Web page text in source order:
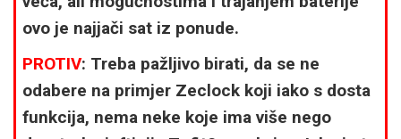
ovo je najjači sat iz ponude.
PROTIV: Treba pažljivo birati, da se ne
odabere na primjer Zeclock koji iako s dosta
funkcija, nema neke koje ima više nego